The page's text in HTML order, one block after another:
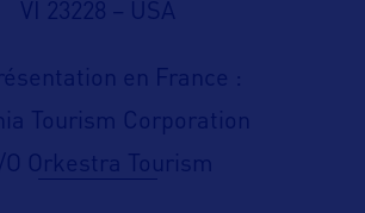
VI 23228 – USA
en France :
Tourism Corporation
O Orkestra Tourism